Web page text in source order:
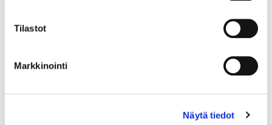
Tilastot
Markkinointi
Näytä tiedot